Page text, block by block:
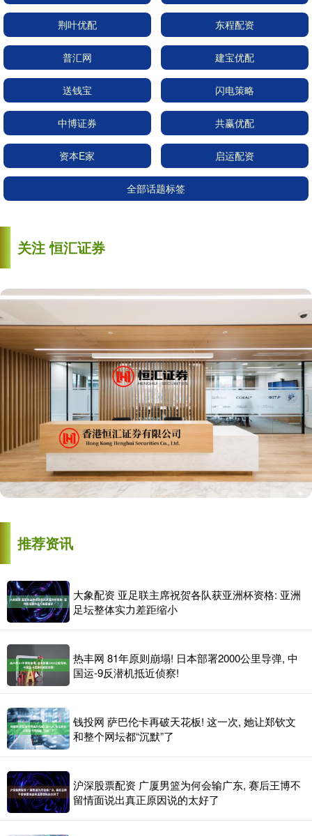
荆叶优配 东程配资
普汇网 建宝优配
送钱宝 闪电策略
中博证券 共赢优配
资本E家 启运配资
全部话题标签
关注 恒汇证券
推荐资讯
大象配资 亚足联主席祝贺各队获亚洲杯资格: 亚洲
足坛整体实力差距缩小
热丰网 81年原则崩塌! 日本部署2000公里导弹, 中
国运-9反潜机抵近侦察!
钱投网 萨巴伦卡再破天花板! 这一次, 她让郑钦文
和整个网坛都“沉默”了
沪深股票配资 广厦男篮为何会输广东, 赛后王博不
留情面说出真正原因说的太好了